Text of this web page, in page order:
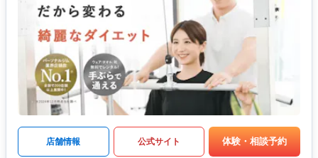
店舗情報 公式サイト 体験・相談予約